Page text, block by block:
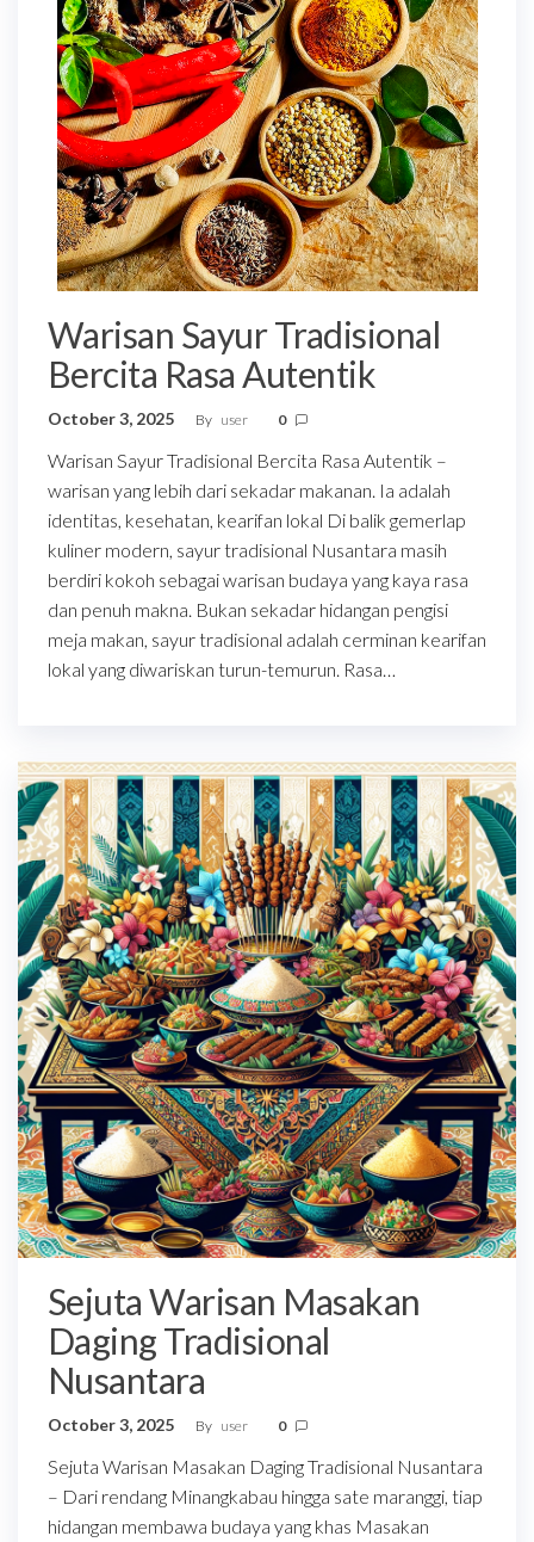
Warisan Sayur Tradisional
Bercita Rasa Autentik
October 3, 2025 By user 0
Warisan Sayur Tradisional Bercita Rasa Autentik –
warisan yang lebih dari sekadar makanan. Ia adalah
identitas, kesehatan, kearifan lokal Di balik gemerlap
kuliner modern, sayur tradisional Nusantara masih
berdiri kokoh sebagai warisan budaya yang kaya rasa
dan penuh makna. Bukan sekadar hidangan pengisi
meja makan, sayur tradisional adalah cerminan kearifan
lokal yang diwariskan turun-temurun. Rasa…
Sejuta Warisan Masakan
Daging Tradisional
Nusantara
October 3, 2025 By user 0
Sejuta Warisan Masakan Daging Tradisional Nusantara
– Dari rendang Minangkabau hingga sate maranggi, tiap
hidangan membawa budaya yang khas Masakan